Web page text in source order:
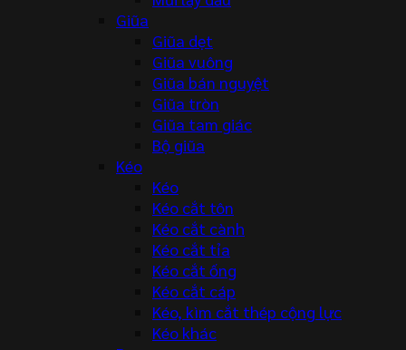
Giũa
Giũa dẹt
Giũa vuông
Giũa bán nguyệt
Giũa tròn
Giũa tam giác
Bộ giũa
Kéo
Kéo
Kéo cắt tôn
Kéo cắt cành
Kéo cắt tỉa
Kéo cắt ống
Kéo cắt cáp
Kéo, kìm cắt thép cộng lực
Kéo khác